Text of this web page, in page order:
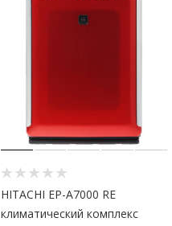
HITACHI EP-A7000 RE
климатический комплекс